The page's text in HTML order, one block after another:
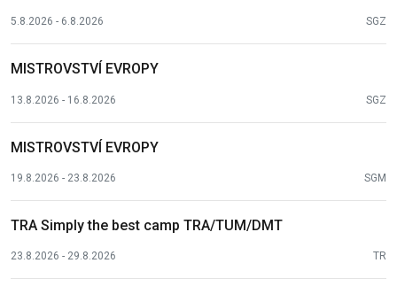
5.8.2026 - 6.8.2026 SGZ
MISTROVSTVÍ EVROPY
13.8.2026 - 16.8.2026 SGZ
MISTROVSTVÍ EVROPY
19.8.2026 - 23.8.2026 SGM
TRA Simply the best camp TRA/TUM/DMT
23.8.2026 - 29.8.2026 TR